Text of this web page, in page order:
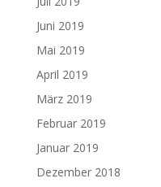
Juni 2019
Mai 2019
April 2019
März 2019
Februar 2019
Januar 2019
Dezember 2018